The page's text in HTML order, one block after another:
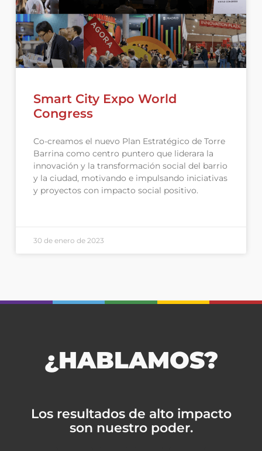
Smart City Expo World
Congress
Co-creamos el nuevo Plan Estratégico de Torre
Barrina como centro puntero que liderara la
innovación y la transformación social del barrio
y la ciudad, motivando e impulsando iniciativas
y proyectos con impacto social positivo.
30 de enero de 2023
¿HABLAMOS?
Los resultados de alto impacto
son nuestro poder.